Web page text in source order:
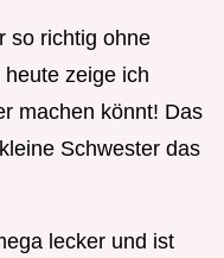
so richtig ohne
zeige ich
machen könnt! Das
Schwester das
lecker und ist